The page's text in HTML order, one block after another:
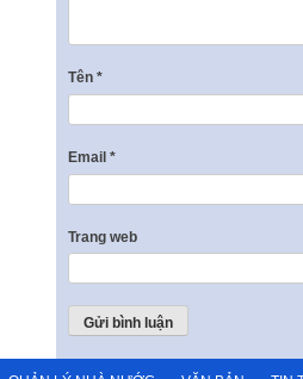
Tên *
Email *
Trang web